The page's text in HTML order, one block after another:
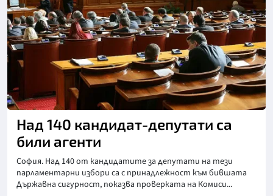
Над 140 кандидат-депутати са
били агенти
София. Над 140 от кандидатите за депутати на тези
парламентарни избори са с принадлежност към бившата
Държавна сигурност, показва проверката на Комиси...